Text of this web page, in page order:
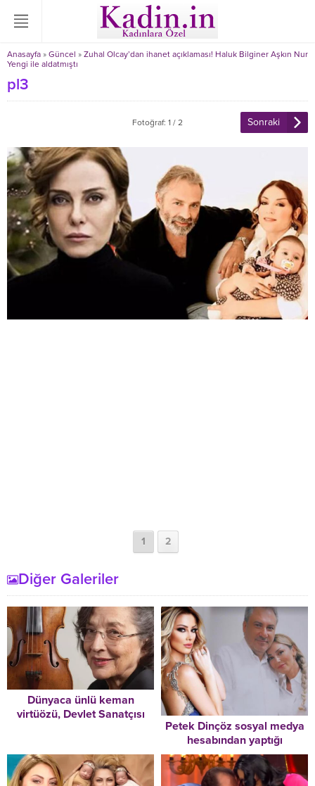
Anasayfa » Güncel » Zuhal Olcay’dan ihanet açıklaması! Haluk Bilginer Aşkın Nur
Yengi ile aldatmıştı
pl3
Fotoğraf: 1 / 2 Sonraki
1 2
Diğer Galeriler
Dünyaca ünlü keman
virtüözü, Devlet Sanatçısı
Petek Dinçöz sosyal medya
hesabından yaptığı
paylaşımla nişanlandığını
duyurdu